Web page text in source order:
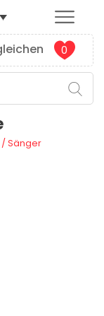
0
/Sänger